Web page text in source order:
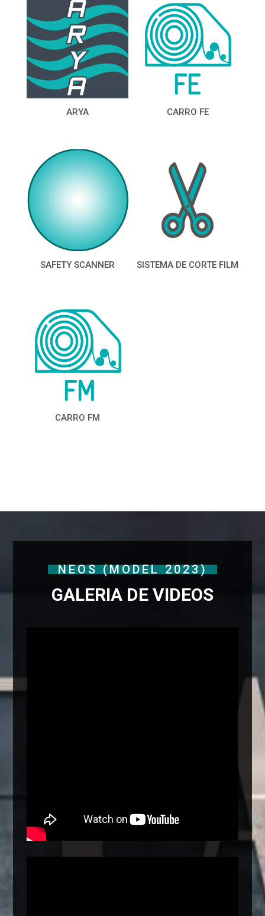
ARYA CARRO FE
SAFETY SCANNER SISTEMA DE CORTE FILM
CARRO FM
NEOS (MODEL 2023)
GALERIA DE VIDEOS